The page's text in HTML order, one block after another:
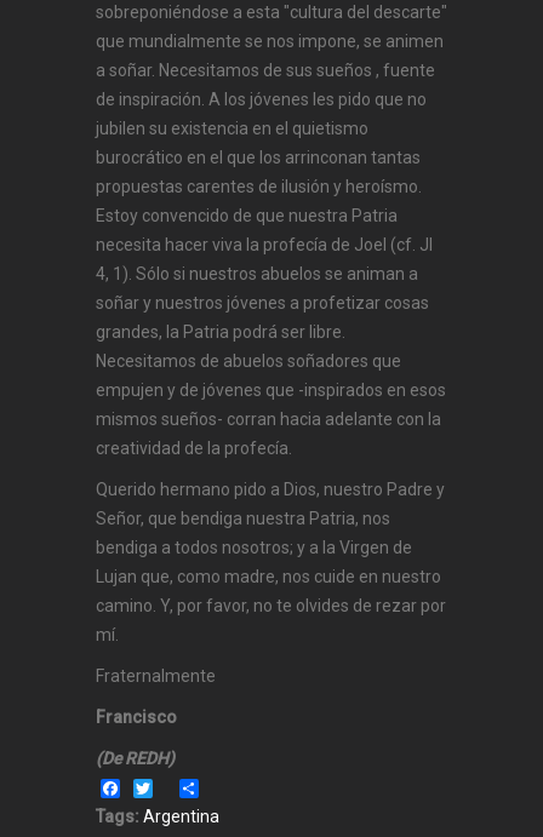
sobreponiéndose a esta "cultura del descarte"
que mundialmente se nos impone, se animen
a soñar. Necesitamos de sus sueños , fuente
de inspiración. A los jóvenes les pido que no
jubilen su existencia en el quietismo
burocrático en el que los arrinconan tantas
propuestas carentes de ilusión y heroísmo.
Estoy convencido de que nuestra Patria
necesita hacer viva la profecía de Joel (cf. Jl
4, 1). Sólo si nuestros abuelos se animan a
soñar y nuestros jóvenes a profetizar cosas
grandes, la Patria podrá ser libre.
Necesitamos de abuelos soñadores que
empujen y de jóvenes que -inspirados en esos
mismos sueños- corran hacia adelante con la
creatividad de la profecía.
Querido hermano pido a Dios, nuestro Padre y
Señor, que bendiga nuestra Patria, nos
bendiga a todos nosotros; y a la Virgen de
Lujan que, como madre, nos cuide en nuestro
camino. Y, por favor, no te olvides de rezar por
mí.
Fraternalmente
Francisco
(De REDH)
Facebook
Twitter
Tags: Argentina